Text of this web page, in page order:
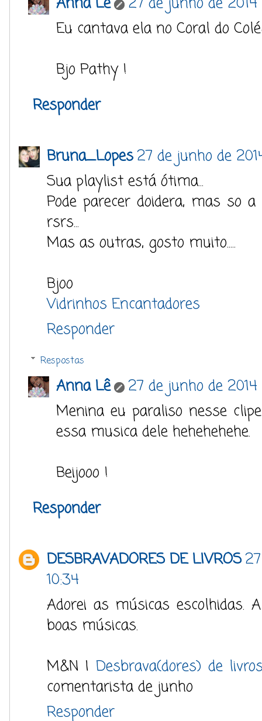
Eu cantava ela no Coral do
Bjo Pathy !
Responder
Bruna_Lopes27 de junho de
Sua playlist está ótima...
Pode parecer doidera, mas so
rsrs...
Mas as outras, gosto muito.....
Bjoo
Vidrinhos Encantadores
Responder
Respostas
Anna Lê
27 de junho de 2014
Menina eu paraliso nesse
essa musica dele hehehehehe.
Beijooo !
Responder
DESBRAVADORES DE LIVROS
10:34
Adorei as músicas escolhidas.
boas músicas.
M&N | Desbrava(dores) de
comentarista de junho
Responder